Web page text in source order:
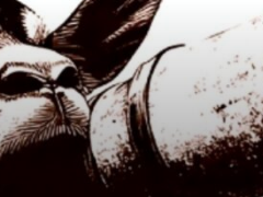
en Montagne Noire